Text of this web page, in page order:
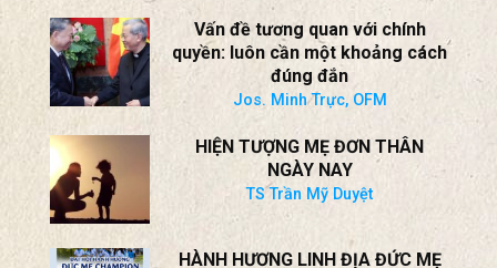
Vấn đề tương quan với chính
quyền: luôn cần một khoảng cách
đúng đắn
Jos. Minh Trực, OFM
HIỆN TƯỢNG MẸ ĐƠN THÂN
NGÀY NAY
TS Trần Mỹ Duyệt
HÀNH HƯƠNG LINH ĐỊA ĐỨC MẸ